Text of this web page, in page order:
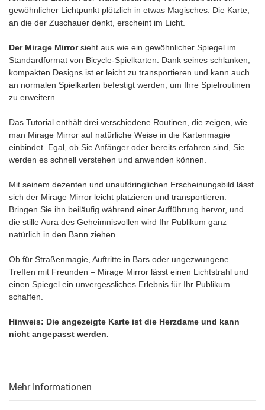
gewöhnlicher Lichtpunkt plötzlich in etwas Magisches: Die Karte,
an die der Zuschauer denkt, erscheint im Licht.
Der Mirage Mirrorsieht aus wie ein gewöhnlicher Spiegel im
Standardformat von Bicycle-Spielkarten. Dank seines schlanken,
kompakten Designs ist er leicht zu transportieren und kann auch
an normalen Spielkarten befestigt werden, um Ihre Spielroutinen
zu erweitern.
Das Tutorial enthält drei verschiedene Routinen, die zeigen, wie
man Mirage Mirror auf natürliche Weise in die Kartenmagie
einbindet. Egal, ob Sie Anfänger oder bereits erfahren sind, Sie
werden es schnell verstehen und anwenden können.
Mit seinem dezenten und unaufdringlichen Erscheinungsbild lässt
sich der Mirage Mirror leicht platzieren und transportieren.
Bringen Sie ihn beiläufig während einer Aufführung hervor, und
die stille Aura des Geheimnisvollen wird Ihr Publikum ganz
natürlich in den Bann ziehen.
Ob für Straßenmagie, Auftritte in Bars oder ungezwungene
Treffen mit Freunden – Mirage Mirror lässt einen Lichtstrahl und
einen Spiegel ein unvergessliches Erlebnis für Ihr Publikum
schaffen.
Hinweis: Die angezeigte Karte ist die Herzdame und kann
nicht angepasst werden.
Mehr Informationen